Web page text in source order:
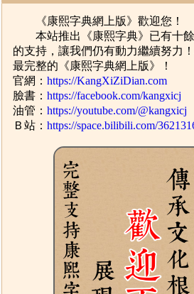
《康熙字典網上版》歡迎您！
本站推出《康熙字典》已有十餘
的支持，讓我們仍有動力繼續努力
最完整的《康熙字典網上版》！
官網：https://KangXiZiDian.com
臉書：https://facebook.com/kangxicj
油管：https://youtube.com/@kangxicj
Ｂ站：https://space.bilibili.com/